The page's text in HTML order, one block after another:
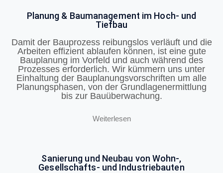
Planung & Baumanagement im Hoch- und
Tiefbau
Damit der Bauprozess reibungslos verläuft und die
Arbeiten effizient ablaufen können, ist eine gute
Bauplanung im Vorfeld und auch während des
Prozesses erforderlich. Wir kümmern uns unter
Einhaltung der Bauplanungsvorschriften um alle
Planungsphasen, von der Grundlagenermittlung
bis zur Bauüberwachung.
Weiterlesen
Sanierung und Neubau von Wohn-,
Gesellschafts- und Industriebauten